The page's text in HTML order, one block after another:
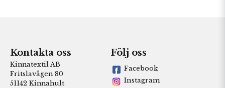
Kontakta oss
Kinnatextil AB
Fritslavägen 80
51142 Kinnahult
Följ oss
Facebook
Instagram